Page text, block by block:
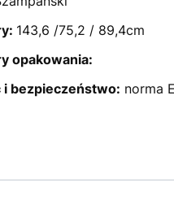
143,6 /75,2 / 89,4cm
opakowania:
i bezpieczeństwo: norma